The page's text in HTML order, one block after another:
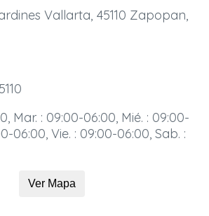
Vallarta, 45110 Zapopan,
Mar. : 09:00-06:00, Mié. : 09:00-
06:00, Vie. : 09:00-06:00, Sab. :
Ver Mapa